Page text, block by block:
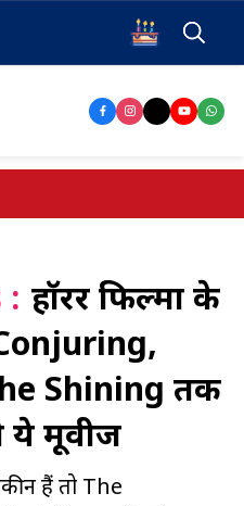
: हॉरर फिल्मों के
Shining तक
ये मूवीज
हैं तो The